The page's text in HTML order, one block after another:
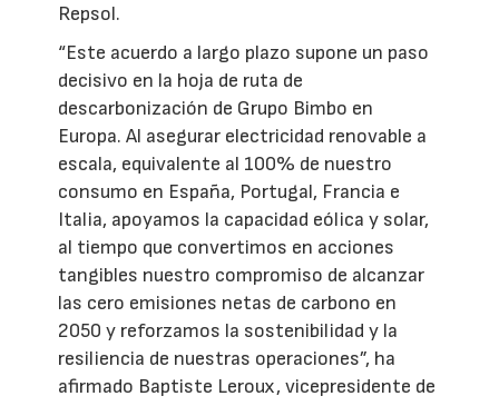
Repsol.
“Este acuerdo a largo plazo supone un paso
decisivo en la hoja de ruta de
descarbonización de Grupo Bimbo en
Europa. Al asegurar electricidad renovable a
escala, equivalente al 100% de nuestro
consumo en España, Portugal, Francia e
Italia, apoyamos la capacidad eólica y solar,
al tiempo que convertimos en acciones
tangibles nuestro compromiso de alcanzar
las cero emisiones netas de carbono en
2050 y reforzamos la sostenibilidad y la
resiliencia de nuestras operaciones”, ha
afirmado Baptiste Leroux, vicepresidente de